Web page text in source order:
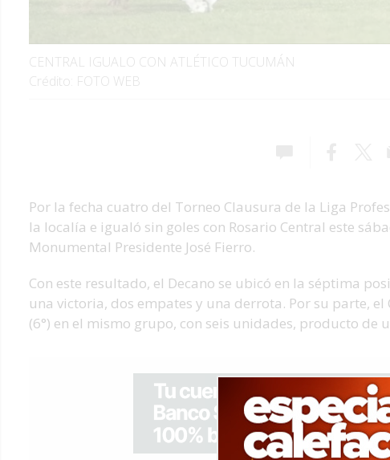
CENTRAL IGUALO CON ATLÉTICO TUCUMÁN
Crédito: FOTO WEB
Por la fecha cuatro del Torneo Clausura de la Liga
la localía e igualó sin goles con Rosario Central este
Monumental Presidente José Fierro.
Con este resultado, el Decano se ubicó en la séptima
una victoria, dos empates y una derrota. Por su parte,
(6°) en el mismo grupo, con seis unidades, producto de